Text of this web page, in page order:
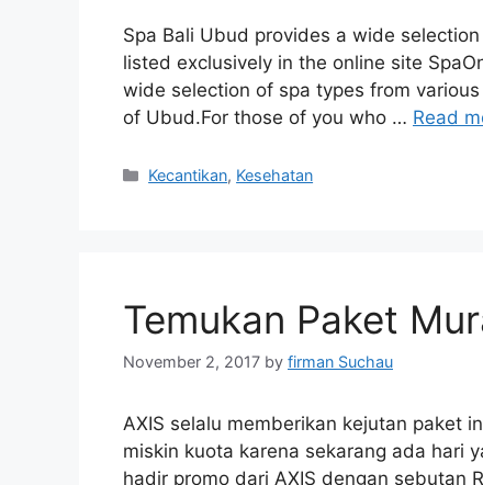
Spa Bali Ubud provides a wide
listed exclusively in the online site
wide selection of spa types from
of Ubud.For those of you who … Read
Categories
Kecantikan, Kesehatan
Temukan Paket
November 2, 2017 by firman Suchau
AXIS selalu memberikan kejutan paket
miskin kuota karena sekarang ada hari
hadir promo dari AXIS dengan sebutan